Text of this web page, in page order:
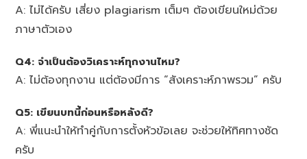
A: ไม่ได้ครับ เสี่ยง plagiarism เต็มๆ ต้องเขียนใหม่ด้วย
ภาษาตัวเอง
Q4: จำเป็นต้องวิเคราะห์ทุกงานไหม?
A: ไม่ต้องทุกงาน แต่ต้องมีการ “สังเคราะห์ภาพรวม” ครับ
Q5: เขียนบทนี้ก่อนหรือหลังดี?
A: พี่แนะนำให้ทำคู่กับการตั้งหัวข้อเลย จะช่วยให้ทิศทางชัด
ครับ